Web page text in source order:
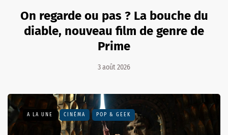
On regarde ou pas ? La bouche du
diable, nouveau film de genre de
Prime
3 août 2026
A LA UNE CINÉMA POP & GEEK